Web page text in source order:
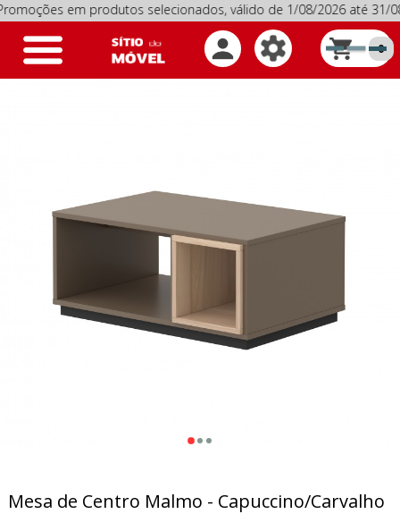
em produtos selecionados, válido de 1/08/2026 até 31/08/
Toggle
navigation 0
Mesa de Centro Malmo - Capuccino/Carvalho